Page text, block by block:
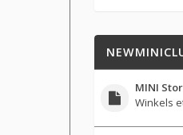
MINI
Winkels